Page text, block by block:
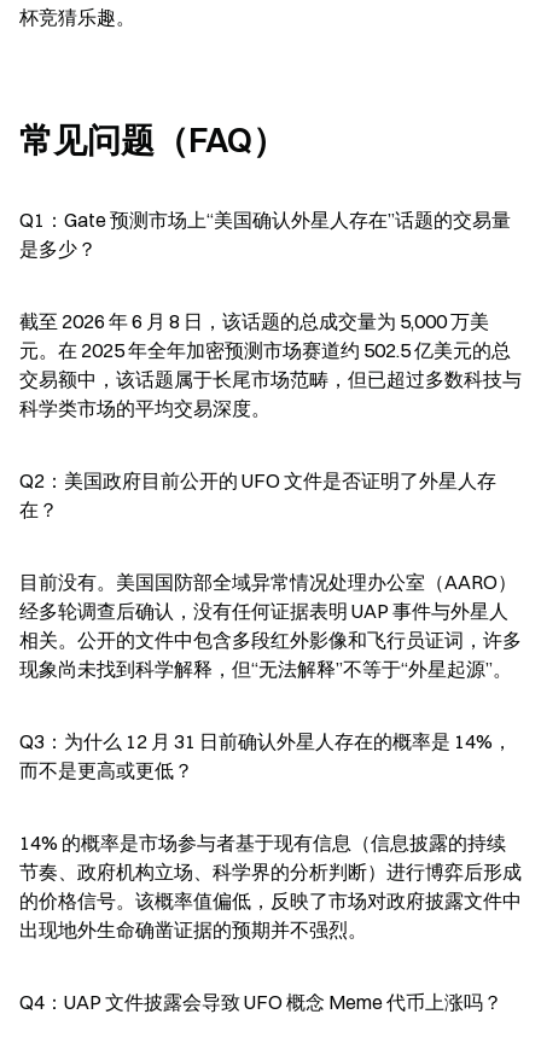
杯竞猜乐趣。
常见问题（FAQ）
Q1：Gate 预测市场上“美国确认外星人存在”话题的交易量
是多少？
截至 2026 年 6 月 8 日，该话题的总成交量为 5,000 万美
元。在 2025 年全年加密预测市场赛道约 502.5 亿美元的总
交易额中，该话题属于长尾市场范畴，但已超过多数科技与
科学类市场的平均交易深度。
Q2：美国政府目前公开的 UFO 文件是否证明了外星人存
在？
目前没有。美国国防部全域异常情况处理办公室（AARO）
经多轮调查后确认，没有任何证据表明 UAP 事件与外星人
相关。公开的文件中包含多段红外影像和飞行员证词，许多
现象尚未找到科学解释，但“无法解释”不等于“外星起源”。
Q3：为什么 12 月 31 日前确认外星人存在的概率是 14%，
而不是更高或更低？
14% 的概率是市场参与者基于现有信息（信息披露的持续
节奏、政府机构立场、科学界的分析判断）进行博弈后形成
的价格信号。该概率值偏低，反映了市场对政府披露文件中
出现地外生命确凿证据的预期并不强烈。
Q4：UAP 文件披露会导致 UFO 概念 Meme 代币上涨吗？